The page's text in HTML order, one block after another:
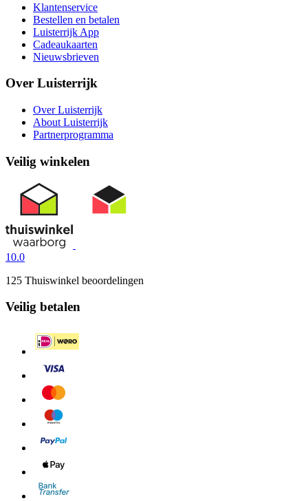
Klantenservice
Bestellen en betalen
Luisterrijk App
Cadeaukaarten
Nieuwsbrieven
Over Luisterrijk
Over Luisterrijk
About Luisterrijk
Partnerprogramma
Veilig winkelen
10.0
125 Thuiswinkel beoordelingen
Veilig betalen